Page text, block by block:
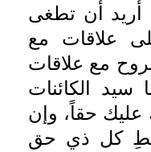
أريد أن تطغى
علاقات مع
مع علاقات
سيد الكائنات
حقاً، وإن
كل ذي حق